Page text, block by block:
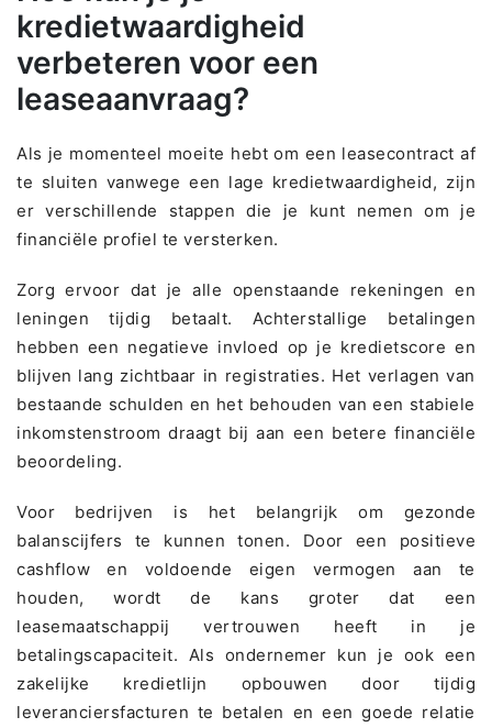
kredietwaardigheid
verbeteren voor een
leaseaanvraag?
Als je momenteel moeite hebt om een leasecontract af
te sluiten vanwege een lage kredietwaardigheid, zijn
er verschillende stappen die je kunt nemen om je
financiële profiel te versterken.
Zorg ervoor dat je alle openstaande rekeningen en
leningen tijdig betaalt. Achterstallige betalingen
hebben een negatieve invloed op je kredietscore en
blijven lang zichtbaar in registraties. Het verlagen van
bestaande schulden en het behouden van een stabiele
inkomstenstroom draagt bij aan een betere financiële
beoordeling.
Voor bedrijven is het belangrijk om gezonde
balanscijfers te kunnen tonen. Door een positieve
cashflow en voldoende eigen vermogen aan te
houden, wordt de kans groter dat een
leasemaatschappij vertrouwen heeft in je
betalingscapaciteit. Als ondernemer kun je ook een
zakelijke kredietlijn opbouwen door tijdig
leveranciersfacturen te betalen en een goede relatie